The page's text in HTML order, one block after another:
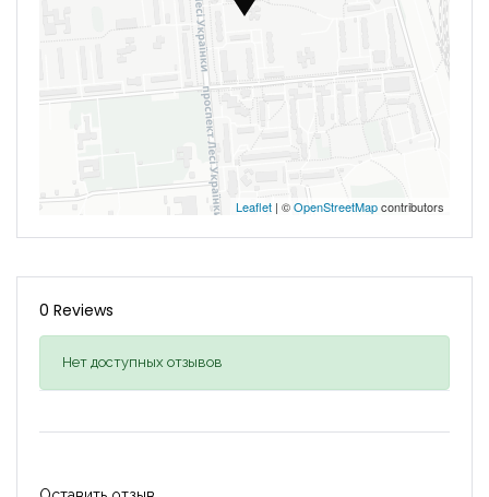
Leaflet | ©OpenStreetMapcontributors
0 Reviews
Нет доступных отзывов